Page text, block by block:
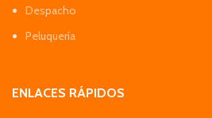
Despacho
Peluquería
ENLACES RÁPIDOS